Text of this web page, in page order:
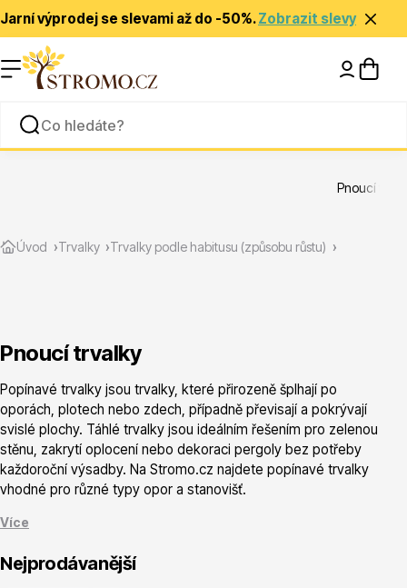
Jarní výprodej se slevami až do -50%.Zobrazit slevy
Rady a tipy
Jehličnany
Úvod Trvalky Trvalky podle habitusu (způsobu růstu)
Pnoucí
Pnoucí trvalky
Popínavé trvalky jsou trvalky, které přirozeně šplhají po
oporách, plotech nebo zdech, případně převisají a pokrývají
svislé plochy. Táhlé trvalky jsou ideálním řešením pro zelenou
stěnu, zakrytí oplocení nebo dekoraci pergoly bez potřeby
každoroční výsadby. Na Stromo.cz najdete popínavé trvalky
vhodné pro různé typy opor a stanovišť.
Více
Nejprodávanější